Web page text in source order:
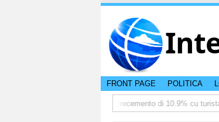
FRONT PAGE POLITICA
TTW:Aruba ta registra crecemento di 10.9% cu turista